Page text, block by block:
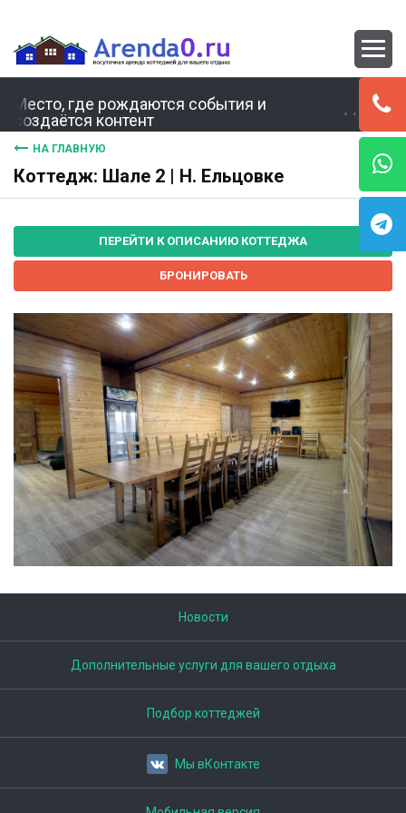
Место, где рождаются события и
создаётся контент
НА ГЛАВНУЮ
Коттедж: Шале 2 | Н. Ельцовке
ПЕРЕЙТИ К ОПИСАНИЮ КОТТЕДЖА
БРОНИРОВАТЬ
Новости
Дополнительные услуги для вашего отдыха
Подбор коттеджей
Мы вКонтакте